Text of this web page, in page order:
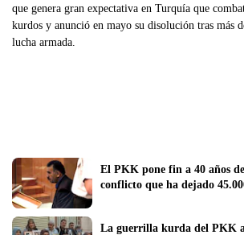
que genera gran expectativa en Turquía que
kurdos y anunció en mayo su disolución tras más
lucha armada.
El PKK pone fin a 40 años
La guerrilla kurda del PKK